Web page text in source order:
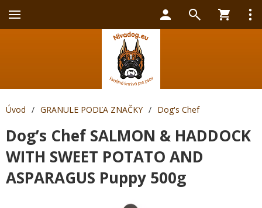
Úvod / GRANULE PODĽA ZNAČKY / Dog's Chef
Dog’s Chef SALMON & HADDOCK
WITH SWEET POTATO AND
ASPARAGUS Puppy 500g